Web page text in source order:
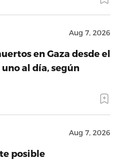
Aug 7, 2026
en Gaza desde el
al día, según
Aug 7, 2026
posible